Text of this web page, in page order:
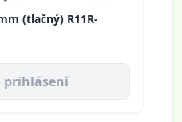
(tlačný) R11R-
prihlásení